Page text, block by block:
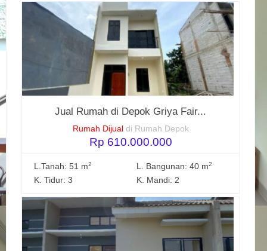
Jual Rumah di Depok Griya Fair...
Rumah Dijual di Rumah Depok
Rp 610.000.000
L.Tanah: 51 m2 L. Bangunan: 40 m2
K. Tidur: 3 K. Mandi: 2